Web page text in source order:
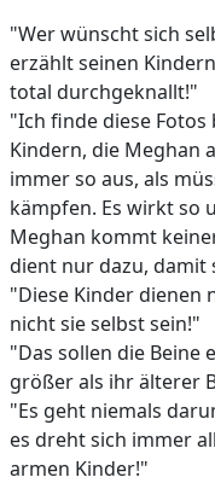
"Wer wünscht sich
erzählt seinen
total durchgeknallt!"
"Ich finde diese
Kindern, die Meghan
immer so aus, als
kämpfen. Es wirkt so
Meghan kommt
dient nur dazu,
"Diese Kinder dienen
nicht sie selbst sein!"
"Das sollen die Beine
größer als ihr älterer
"Es geht niemals
es dreht sich immer
armen Kinder!"